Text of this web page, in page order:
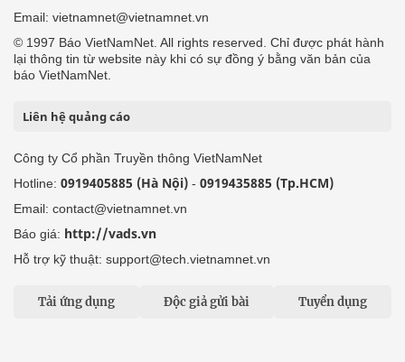
Email: vietnamnet@vietnamnet.vn
© 1997 Báo VietNamNet. All rights reserved. Chỉ được phát hành
lại thông tin từ website này khi có sự đồng ý bằng văn bản của
báo VietNamNet.
Liên hệ quảng cáo
Công ty Cổ phần Truyền thông VietNamNet
Hotline: 0919405885 (Hà Nội) - 0919435885 (Tp.HCM)
Email: contact@vietnamnet.vn
Báo giá: http://vads.vn
Hỗ trợ kỹ thuật: support@tech.vietnamnet.vn
Tải ứng dụng Độc giả gửi bài Tuyển dụng